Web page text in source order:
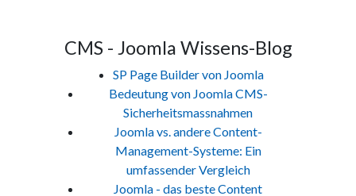
CMS - Joomla Wissens-Blog
SP Page Builder von Joomla
Bedeutung von Joomla CMS-
Sicherheitsmassnahmen
Joomla vs. andere Content-
Management-Systeme: Ein
umfassender Vergleich
Joomla - das beste Content